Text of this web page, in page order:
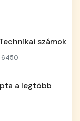
számok
6450
a legtöbb